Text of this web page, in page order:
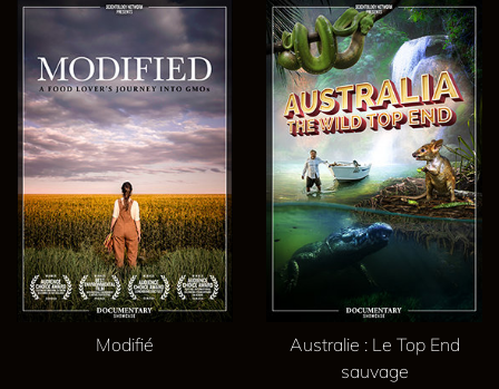
Modifié
Australie : Le Top End
sauvage